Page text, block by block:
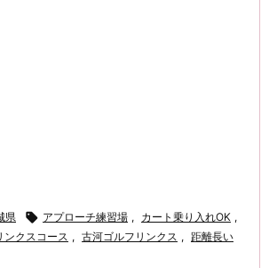
県  アプローチ練習場 , カート乗り入れOK ,
ンクスコース , 古河ゴルフリンクス , 距離長い